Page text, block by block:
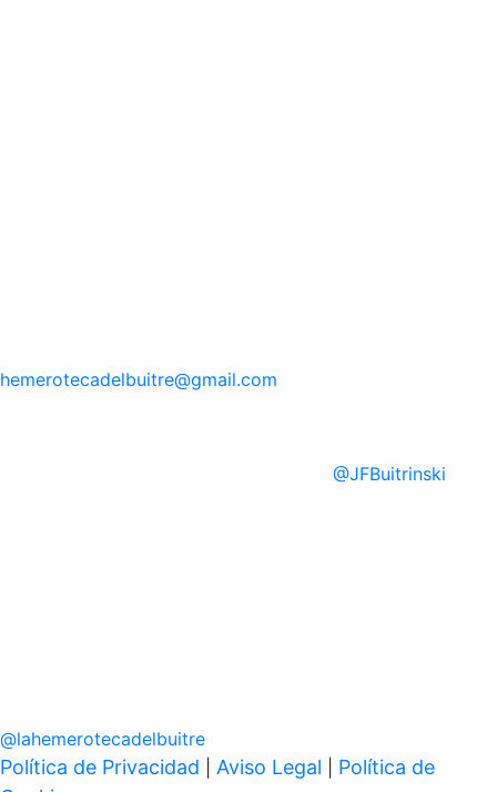
hemerotecadelbuitre@gmail.com
@JFBuitrinski
@lahemerotecadelbuitre
Política de Privacidad Aviso Legal
Política de